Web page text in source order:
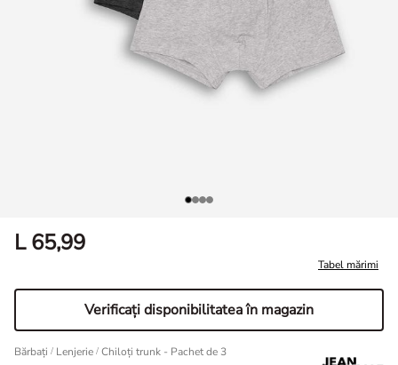
L 65,99
Tabel mărimi
Verificaţi disponibilitatea în magazin
Bărbați / Lenjerie Chiloți trunk - Pachet de 3